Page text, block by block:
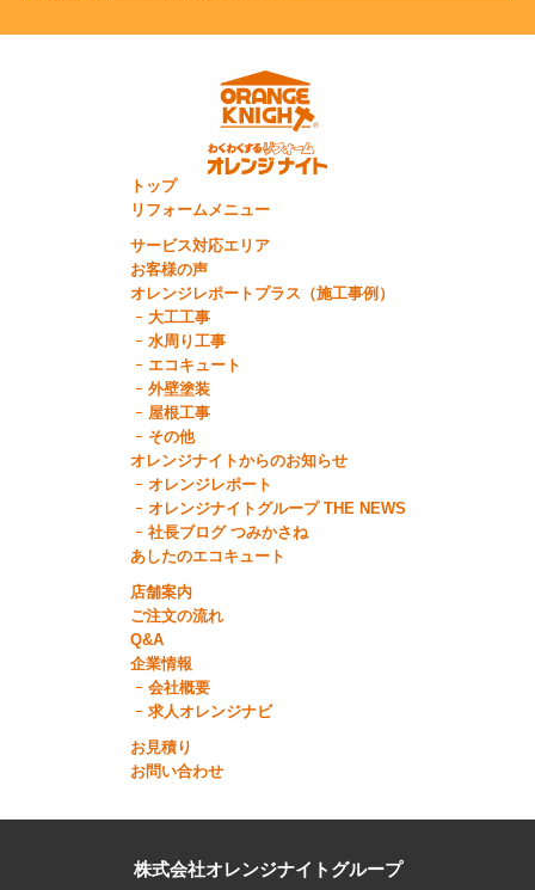
トップ
リフォームメニュー
サービス対応エリア
お客様の声
オレンジレポートプラス（施工事例）
大工工事
水周り工事
エコキュート
外壁塗装
屋根工事
その他
オレンジナイトからのお知らせ
オレンジレポート
オレンジナイトグループ THE NEWS
社長ブログ つみかさね
あしたのエコキュート
店舗案内
ご注文の流れ
Q&A
企業情報
会社概要
求人オレンジナビ
お見積り
お問い合わせ
株式会社オレンジナイトグループ